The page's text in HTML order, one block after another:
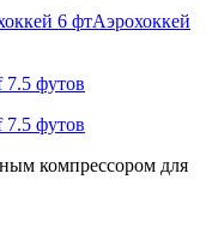
6 фтАэрохоккей
компрессором для